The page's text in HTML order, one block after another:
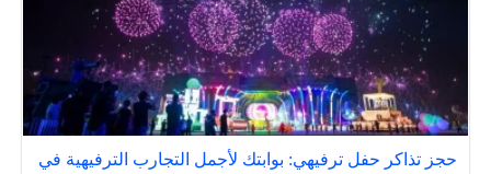
حجز تذاكر حفل ترفيهي: بوابتك لأجمل التجارب الترفيهية في